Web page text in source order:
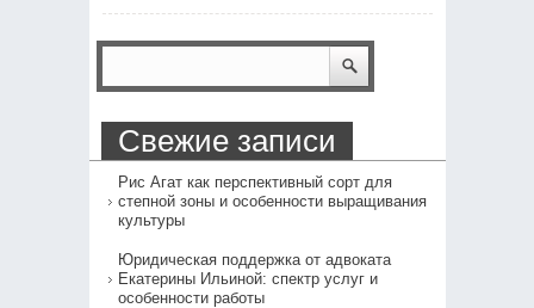
Свежие записи
Рис Агат как перспективный сорт для
степной зоны и особенности выращивания
культуры
Юридическая поддержка от адвоката
Екатерины Ильиной: спектр услуг и
особенности работы